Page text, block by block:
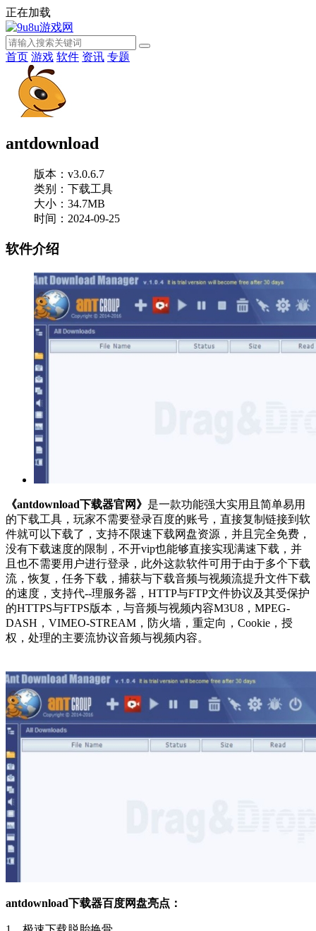
正在加载
首页 游戏 软件 资讯 专题
antdownload
版本：v3.0.6.7
类别：下载工具
大小：34.7MB
时间：2024-09-25
软件介绍
《antdownload下载器官网》 是一款功能强大实用且简单易用
的下载工具，玩家不需要登录百度的账号，直接复制链接到软
件就可以下载了，支持不限速下载网盘资源，并且完全免费，
没有下载速度的限制，不开vip也能够直接实现满速下载，并
且也不需要用户进行登录，此外这款软件可用于由于多个下载
流，恢复，任务下载，捕获与下载音频与视频流提升文件下载
的速度，支持代--理服务器，HTTP与FTP文件协议及其受保护
的HTTPS与FTPS版本，与音频与视频内容M3U8，MPEG-
DASH，VIMEO-STREAM，防火墙，重定向，Cookie，授
权，处理的主要流协议音频与视频内容。
antdownload下载器百度网盘亮点：